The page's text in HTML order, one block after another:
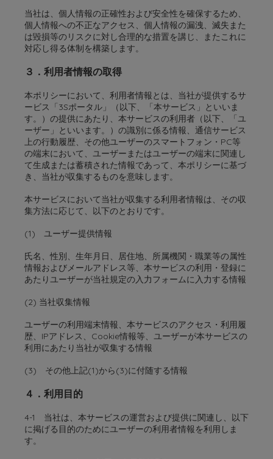
当社は、個人情報の正確性および安全性を確保するため、
個人情報への不正なアクセス、個人情報の漏洩、滅失また
は毀損等のリスクに対し合理的な措置を講じ、またこれに
対応し得る体制を構築します。
３．利用者情報の取得
本ポリシーにおいて、利用者情報とは、当社が提供するサ
ービス「3Sポータル」（以下、「本サービス」といいま
す。）の提供にあたり、本サービスの利用者（以下、「ユ
ーザー」といいます。）の識別に係る情報、通信サービス
上の行動履歴、その他ユーザーのスマートフォン・PC等
の端末において、ユーザーまたはユーザーの端末に関連し
て生成または蓄積された情報であって、本ポリシーに基づ
き、当社が収集するものを意味します。
本サービスにおいて当社が収集する利用者情報は、その収
集方法に応じて、以下のとおりです。
(1) ユーザー提供情報
氏名、性別、生年月日、居住地、所属機関・職業等の属性
情報およびメールアドレス等、本サービスの利用・登録に
あたりユーザーが当社規定の入力フォームに入力する情報
(2) 当社収集情報
ユーザーの利用端末情報、本サービスのアクセス・利用履
歴、IPアドレス、Cookie情報等、ユーザーが本サービスの
利用にあたり当社が収集する情報
(3) その他上記(1)から(3)に付随する情報
４．利用目的
4-1 当社は、本サービスの運営および提供に関連し、以下
に掲げる目的のためにユーザーの利用者情報を利用しま
す。